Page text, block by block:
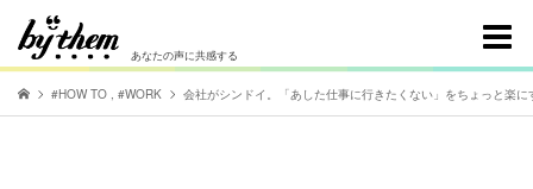
あなたの声に共感する
#HOW TO , #WORK 会社がシンドイ。「あした仕事に行きたくない」をちょっと楽に